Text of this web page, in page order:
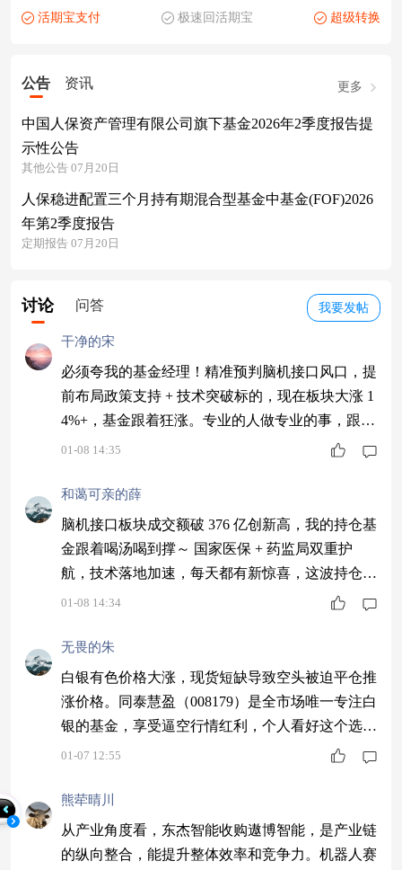
活期宝支付
极速回活期宝 超级转换
公告 资讯 更多
中国人保资产管理有限公司旗下基金2026年2季度报告提
示性公告
其他公告 07月20日
人保稳进配置三个月持有期混合型基金中基金(FOF)2026
年第2季度报告
定期报告 07月20日
我要发帖
讨论 问答
干净的宋
必须夸我的基金经理！精准预判脑机接口风口，提
前布局政策支持 + 技术突破标的，现在板块大涨 1
4%+，基金跟着狂涨。专业的人做专业的事，跟着
经理走，持仓超安心～$同泰大健康主题混合C$ #
01-08 14:35
和蔼可亲的薛
脑机接口板块成交额破 376 亿创新高，我的持仓基
金跟着喝汤喝到撑～ 国家医保 + 药监局双重护
航，技术落地加速，每天都有新惊喜，这波持仓太
值了！$同泰大健康主题混合C$ #2025超额关键词#
01-08 14:34
无畏的朱
白银有色价格大涨，现货短缺导致空头被迫平仓推
涨价格。同泰慧盈（008179）是全市场唯一专注白
银的基金，享受逼空行情红利，个人看好这个选
择。$同泰慧盈混合C$ #2026年有哪些投资机会？#
01-07 12:55
熊荦晴川
从产业角度看，东杰智能收购遨博智能，是产业链
的纵向整合，能提升整体效率和竞争力。机器人赛